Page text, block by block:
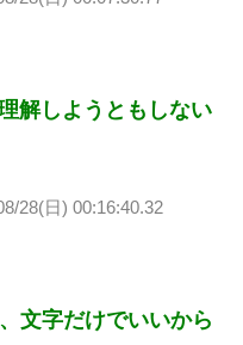
解しようともしない
28(日) 00:16:40.32
文字だけでいいから